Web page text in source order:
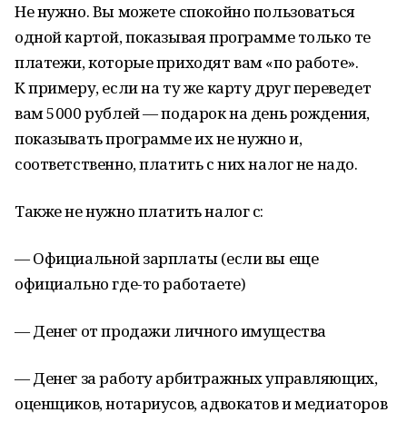
Не нужно. Вы можете спокойно пользоваться
одной картой, показывая программе только те
платежи, которые приходят вам «по работе».
К примеру, если на ту же карту друг переведет
вам 5000 рублей — подарок на день рождения,
показывать программе их не нужно и,
соответственно, платить с них налог не надо.
Также не нужно платить налог с:
— Официальной зарплаты (если вы еще
официально где-то работаете)
— Денег от продажи личного имущества
— Денег за работу арбитражных управляющих,
оценщиков, нотариусов, адвокатов и медиаторов